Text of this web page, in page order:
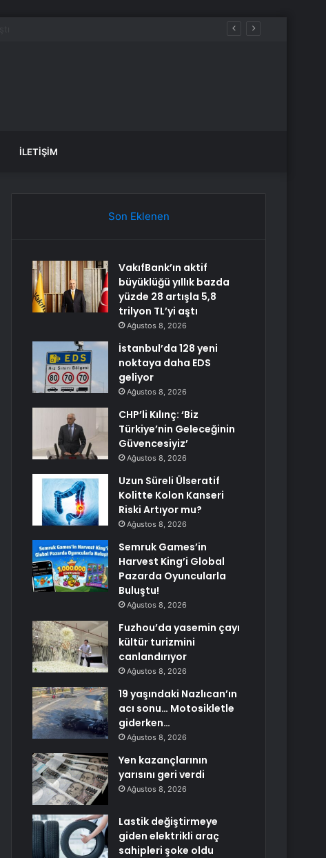
İLETIŞIM
Son Eklenen
VakıfBank’ın aktif
büyüklüğü yıllık bazda
yüzde 28 artışla 5,8
trilyon TL’yi aştı
Ağustos 8, 2026
İstanbul’da 128 yeni
noktaya daha EDS
geliyor
Ağustos 8, 2026
CHP’li Kılınç: ‘Biz
Türkiye’nin Geleceğinin
Güvencesiyiz’
Ağustos 8, 2026
Uzun Süreli Ülseratif
Kolitte Kolon Kanseri
Riski Artıyor mu?
Ağustos 8, 2026
Semruk Games’in
Harvest King’i Global
Pazarda Oyuncularla
Buluştu!
Ağustos 8, 2026
Fuzhou’da yasemin çayı
kültür turizmini
canlandırıyor
Ağustos 8, 2026
19 yaşındaki Nazlıcan’ın
acı sonu… Motosikletle
giderken…
Ağustos 8, 2026
Yen kazançlarının
yarısını geri verdi
Ağustos 8, 2026
Lastik değiştirmeye
giden elektrikli araç
sahipleri şoke oldu